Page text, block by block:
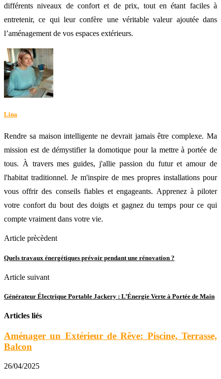
différents niveaux de confort et de prix, tout en étant faciles à
entretenir, ce qui leur confère une véritable valeur ajoutée dans
l’aménagement de vos espaces extérieurs.
Lina
Rendre sa maison intelligente ne devrait jamais être complexe. Ma
mission est de démystifier la domotique pour la mettre à portée de
tous. À travers mes guides, j'allie passion du futur et amour de
l'habitat traditionnel. Je m'inspire de mes propres installations pour
vous offrir des conseils fiables et engageants. Apprenez à piloter
votre confort du bout des doigts et gagnez du temps pour ce qui
compte vraiment dans votre vie.
Article prècèdent
Quels travaux énergétiques prévoir pendant une rénovation ?
Article suivant
Générateur Électrique Portable Jackery : L’Énergie Verte à Portée de Main
Articles liés
Aménager un Extérieur de Rêve: Piscine, Terrasse,
Balcon
26/04/2025